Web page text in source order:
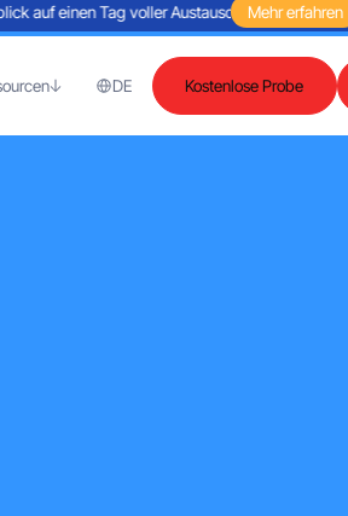
auf einen Tag voller Austausch rund umMehr erfahren
DE Kostenlose Probe